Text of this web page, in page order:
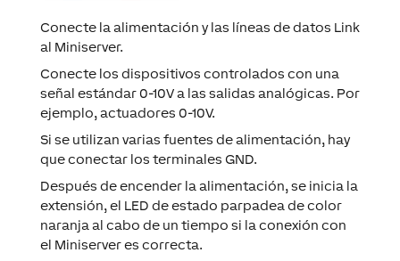
Conecte la alimentación y las líneas de datos Link
al Miniserver.
Conecte los dispositivos controlados con una
señal estándar 0-10V a las salidas analógicas. Por
ejemplo, actuadores 0-10V.
Si se utilizan varias fuentes de alimentación, hay
que conectar los terminales GND.
Después de encender la alimentación, se inicia la
extensión, el LED de estado parpadea de color
naranja al cabo de un tiempo si la conexión con
el Miniserver es correcta.